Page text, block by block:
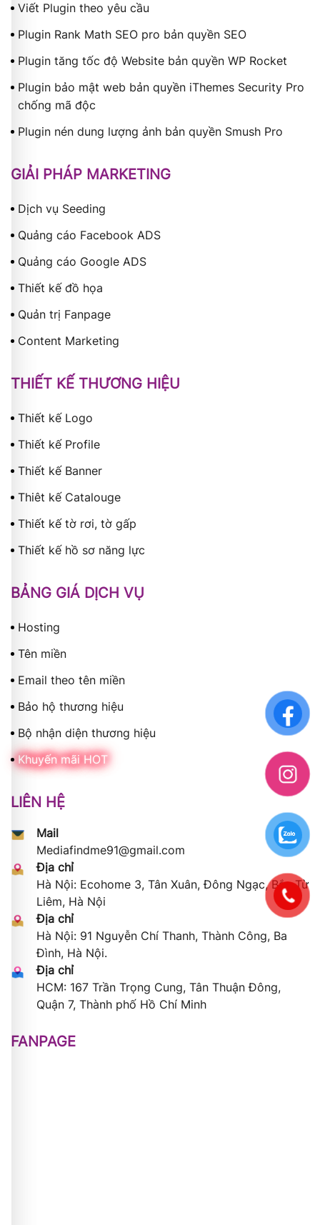
Viết Plugin theo yêu cầu
Plugin Rank Math SEO pro bản quyền SEO
Plugin tăng tốc độ Website bản quyền WP Rocket
Plugin bảo mật web bản quyền iThemes Security Pro
chống mã độc
Plugin nén dung lượng ảnh bản quyền Smush Pro
GIẢI PHÁP MARKETING
Dịch vụ Seeding
Quảng cáo Facebook ADS
Quảng cáo Google ADS
Thiết kế đồ họa
Quản trị Fanpage
Content Marketing
THIẾT KẾ THƯƠNG HIỆU
Thiết kế Logo
Thiết kế Profile
Thiết kế Banner
Thiêt kế Catalouge
Thiết kế tờ rơi, tờ gấp
Thiết kế hồ sơ năng lực
BẢNG GIÁ DỊCH VỤ
Hosting
Tên miền
Email theo tên miền
Bảo hộ thương hiệu
Bộ nhận diện thương hiệu
Khuyến mãi HOT
LIÊN HỆ
Mail
Mediafindme91@gmail.com
Địa chỉ
Hà Nội: Ecohome 3, Tân Xuân, Đông Ngạc, Bắc Từ
Liêm, Hà Nội
Địa chỉ
Hà Nội: 91 Nguyễn Chí Thanh, Thành Công, Ba
Đình, Hà Nội.
Địa chỉ
HCM: 167 Trần Trọng Cung, Tân Thuận Đông,
Quận 7, Thành phố Hồ Chí Minh
FANPAGE